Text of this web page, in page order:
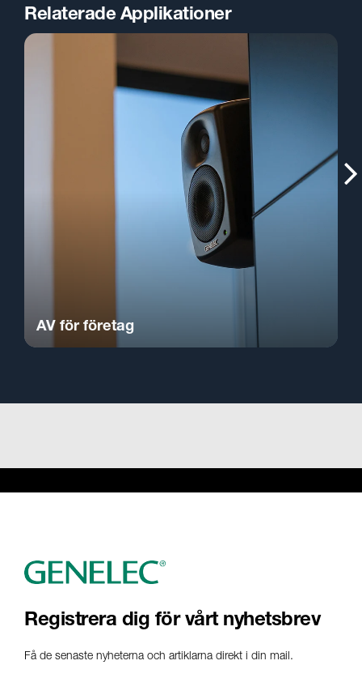
Relaterade Applikationer
AV för företag
Registrera dig för vårt nyhetsbrev
Få de senaste nyheterna och artiklarna direkt i din mail.